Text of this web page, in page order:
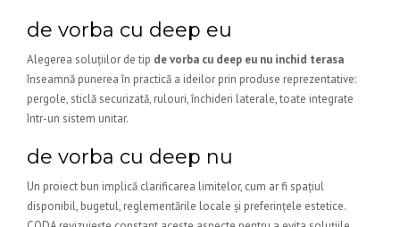
de vorba cu deep eu
Alegerea soluțiilor de tip de vorba cu deep eu nu inchid terasa
înseamnă punerea în practică a ideilor prin produse reprezentative:
pergole, sticlă securizată, rulouri, închideri laterale, toate integrate
într-un sistem unitar.
de vorba cu deep nu
Un proiect bun implică clarificarea limitelor, cum ar fi spațiul
disponibil, bugetul, reglementările locale și preferințele estetice.